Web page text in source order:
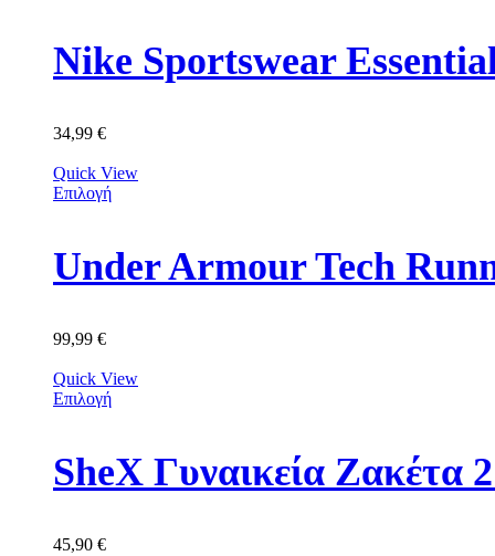
Nike Sportswear
34,99 €
Quick View
Επιλογή
Under Armour Tech
99,99 €
Quick View
Επιλογή
SheX Γυναικεία Ζακέτα
45,90 €